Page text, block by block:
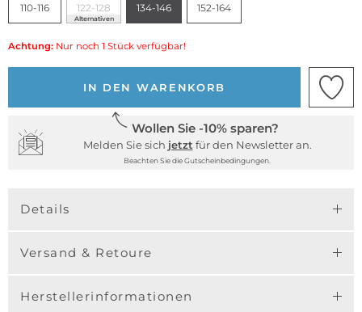
110-116 122-128
Alternativen
134-146 152-164
Achtung: Nur noch 1 Stück verfügbar!
IN DEN WARENKORB
Wollen Sie -10% sparen?
Melden Sie sich jetzt für den Newsletter an.
Beachten Sie die Gutscheinbedingungen.
Details
Versand & Retoure
Herstellerinformationen